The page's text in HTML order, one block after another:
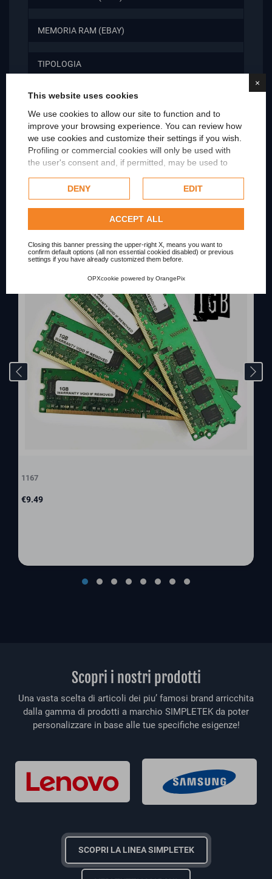
×
This website uses cookies
We use cookies to allow our site to function and to
improve your browsing experience. You can review how
we use cookies and customize their settings if you wish.
Profiling or commercial cookies will only be used with
the user's consent and, if permitted, may be used to
Google uses collected data, please refer toGoogle's
Privacy Policy.
Check our extended cookie policy.
DENY EDIT
ACCEPT ALL
Closing this banner pressing the upper-right X, means you want to
confirm default options (all non essential cookied disabled) or previous
settings if you have already customized them before.
OPXcookie powered by OrangePix
MEMORIA RAM (EBAY)
TIPOLOGIA
MODELLO SPEDIZIONE AMAZON
ConditionExellent
Scopri i prodotti correlati
OUT-OF-STOCK
1167
Price
€9.49
Scopri i nostri prodotti
Una vasta scelta di articoli dei piu’ famosi brand arricchita
dalla gamma di prodotti a marchio SIMPLETEK da poter
personalizzare in base alle tue specifiche esigenze!
SCOPRI LA LINEA SIMPLETEK